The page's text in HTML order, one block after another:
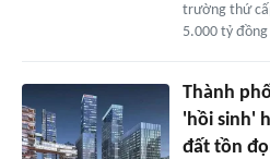
trường thứ
5.000 tỷ đồng
Thành
'hồi sinh'
đất tồn